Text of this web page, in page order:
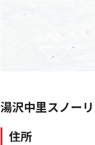
湯沢中里スノー
住所